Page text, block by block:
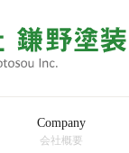
Company
会社概要